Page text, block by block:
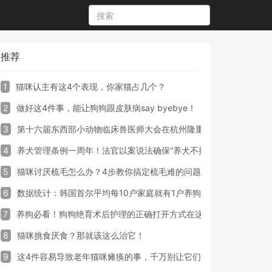
推荐
1 猫咪认主有这4个表现，你家猫占几个？
2 做好这4件事，能让狗狗跟皮肤病say byebye！
3 第十六届东西部小动物临床兽医师大会在杭州隆重开幕
4 养犬管理条例一周年！法官以案说法确保“养犬不掉链”
5 猫咪讨厌梳毛怎么办？4步教你搞定梳毛难的问题！
6 数据统计：韩国首尔平均每10户家庭就有1户养狗
7 养狗必看！狗狗绝育术后护理的正确打开方式在这里
8 猫咪挑食厌食？那就该这么治它！
9 这4件容易导致老年猫咪瘫痪的事，千万别让它们做！